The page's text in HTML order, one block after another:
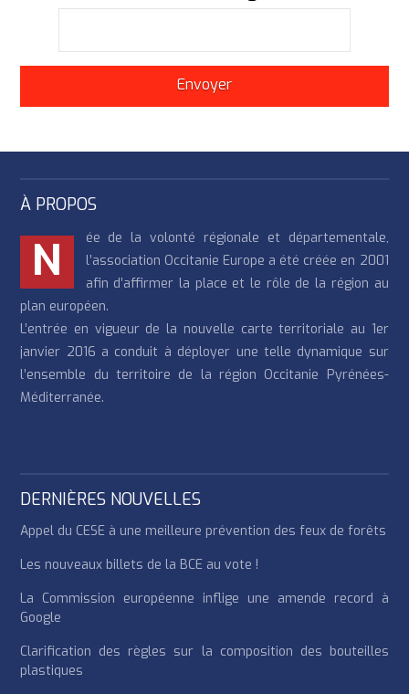
À PROPOS
N
ée de la volonté régionale et départementale,
l’association Occitanie Europe a été créée en 2001
afin d’affirmer la place et le rôle de la région au
plan européen.
L’entrée en vigueur de la nouvelle carte territoriale au 1er
janvier 2016 a conduit à déployer une telle dynamique sur
l’ensemble du territoire de la région Occitanie Pyrénées-
Méditerranée.
DERNIÈRES NOUVELLES
Appel du CESE à une meilleure prévention des feux de forêts
Les nouveaux billets de la BCE au vote !
La Commission européenne inflige une amende record à
Google
Clarification des règles sur la composition des bouteilles
plastiques